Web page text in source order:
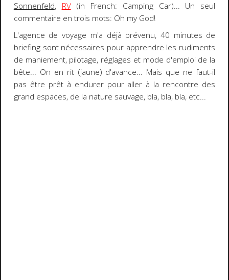
Sonnenfeld, RV(in French: Camping Car)... Un seul
commentaire en trois mots: Oh my God!
L'agence de voyage m'a déjà prévenu, 40 minutes de
briefing sont nécessaires pour apprendre les rudiments
de maniement, pilotage, réglages et mode d'emploi de la
bête... On en rit (jaune) d'avance... Mais que ne faut-il
pas être prêt à endurer pour aller à la rencontre des
grand espaces, de la nature sauvage, bla, bla, bla, etc...